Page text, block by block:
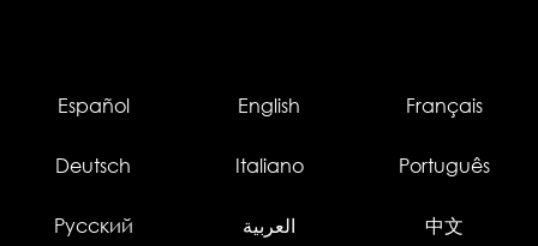
Español English Français
Deutsch Italiano Português
Русский العربية 中文